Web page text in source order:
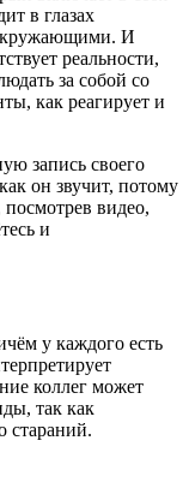
в глазах
И
реальности,
за собой со
как реагирует и
запись своего
он звучит, потому
видео,
и
у каждого есть
коллег может
так как
стараний.